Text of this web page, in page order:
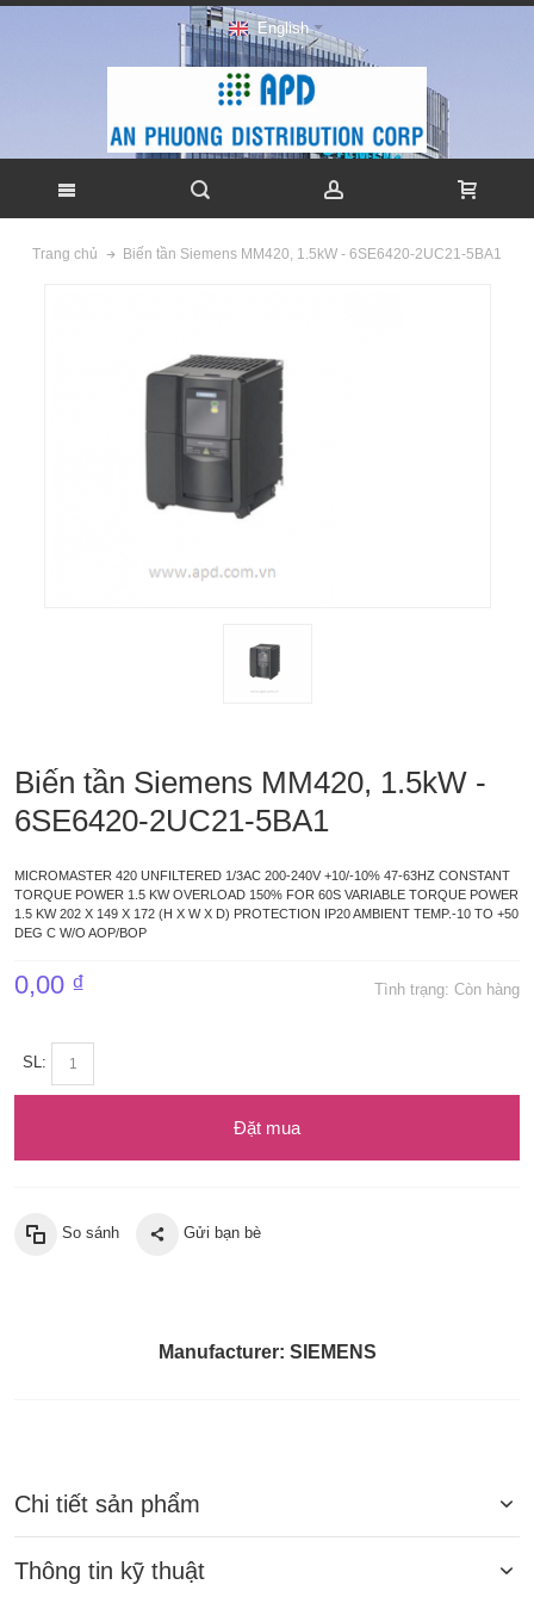
English
Trang chủ Biến tần Siemens MM420, 1.5kW - 6SE6420-2UC21-5BA1
Biến tần Siemens MM420, 1.5kW -
6SE6420-2UC21-5BA1
MICROMASTER 420 UNFILTERED 1/3AC 200-240V +10/-10% 47-63HZ CONSTANT
TORQUE POWER 1.5 KW OVERLOAD 150% FOR 60S VARIABLE TORQUE POWER
1.5 KW 202 X 149 X 172 (H X W X D) PROTECTION IP20 AMBIENT TEMP.-10 TO +50
DEG C W/O AOP/BOP
Tình trạng: Còn hàng
0,00 ₫
SL:
Đặt mua
So sánh Gửi bạn bè
Manufacturer: SIEMENS
Chi tiết sản phẩm
Thông tin kỹ thuật